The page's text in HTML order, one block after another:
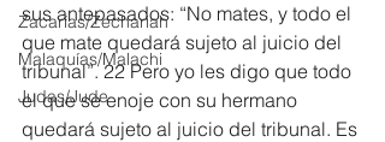
Zacarías/Zechariah
Malaquías/Malachi
Judas/Jude
sus antepasados: “No mates, y todo el
que mate quedará sujeto al juicio del
tribunal”. 22 Pero yo les digo que todo
el que se enoje con su hermano
quedará sujeto al juicio del tribunal. Es